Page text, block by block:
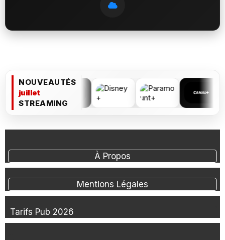
NOUVEAUTÉS
juillet
STREAMING
À Propos
Mentions Légales
Tarifs Pub 2026